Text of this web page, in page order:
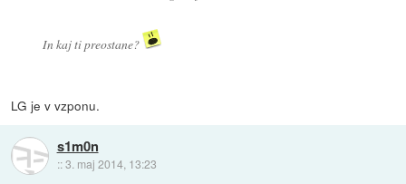
In kaj ti preostane?
LG je v vzponu.
s1m0n
::3. maj 2014, 13:23